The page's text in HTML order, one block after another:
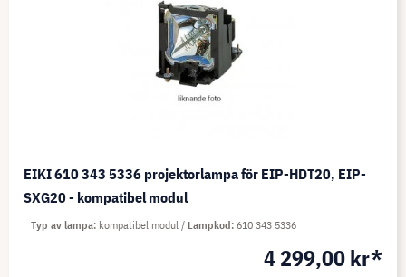
EIKI 610 343 5336 projektorlampa för EIP-HDT20, EIP-
SXG20 - kompatibel modul
4 299,00 kr*
Typ av lampa kompatibel modul Lampkod 610 343 5336